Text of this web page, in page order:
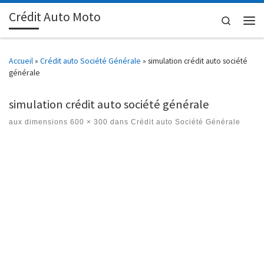
Passer au contenu
Crédit Auto Moto
Search
Accueil» Crédit auto Société Générale » simulation crédit auto société
générale
simulation crédit auto société générale
aux dimensions 600 × 300 dans Crédit auto Société Générale